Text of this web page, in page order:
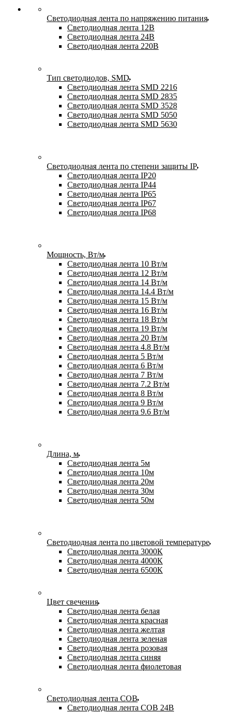
Светодиодная лента по напряжению питания
Светодиодная лента 12В
Светодиодная лента 24В
Светодиодная лента 220В
Тип светодиодов, SMD
Cветодиодная лента SMD 2216
Светодиодная лента SMD 2835
Светодиодная лента SMD 3528
Светодиодная лента SMD 5050
Светодиодная лента SMD 5630
Светодиодная лента по степени защиты IP
Светодиодная лента IP20
Светодиодная лента IP44
Светодиодная лента IP65
Светодиодная лента IP67
Светодиодная лента IP68
Мощность, Вт/м
Светодиодная лента 10 Вт/м
Светодиодная лента 12 Вт/м
Светодиодная лента 14 Вт/м
Светодиодная лента 14.4 Вт/м
Светодиодная лента 15 Вт/м
Светодиодная лента 16 Вт/м
Светодиодная лента 18 Вт/м
Светодиодная лента 19 Вт/м
Светодиодная лента 20 Вт/м
Светодиодная лента 4.8 Вт/м
Светодиодная лента 5 Вт/м
Светодиодная лента 6 Вт/м
Светодиодная лента 7 Вт/м
Светодиодная лента 7.2 Вт/м
Светодиодная лента 8 Вт/м
Светодиодная лента 9 Вт/м
Светодиодная лента 9.6 Вт/м
Длина, м
Светодиодная лента 5м
Светодиодная лента 10м
Светодиодная лента 20м
Светодиодная лента 30м
Светодиодная лента 50м
Светодиодная лента по цветовой температуре
Светодиодная лента 3000К
Светодиодная лента 4000К
Светодиодная лента 6500К
Цвет свечения
Светодиодная лента белая
Светодиодная лента красная
Светодиодная лента желтая
Светодиодная лента зеленая
Светодиодная лента розовая
Светодиодная лента синяя
Светодиодная лента фиолетовая
Светодиодная лента COB
Светодиодная лента COB 24В